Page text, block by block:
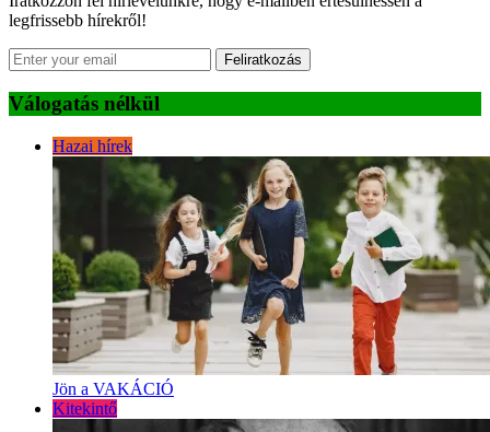
legfrissebb hírekről!
Feliratkozás
Válogatás nélkül
Hazai hírek
Jön a VAKÁCIÓ
Kitekintő